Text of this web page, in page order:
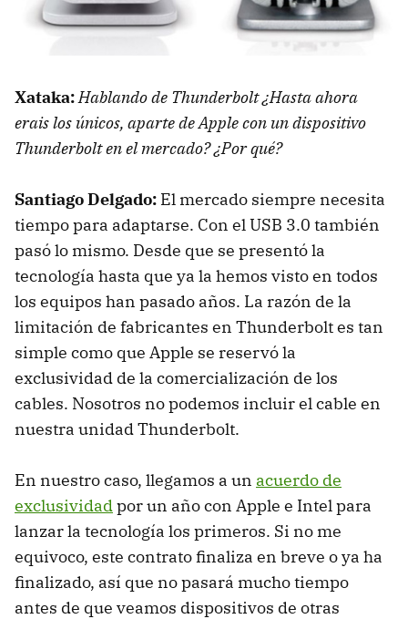
Xataka:Hablando de Thunderbolt ¿Hasta ahora
erais los únicos, aparte de Apple con un dispositivo
Thunderbolt en el mercado? ¿Por qué?
Santiago Delgado: El mercado siempre necesita
tiempo para adaptarse. Con elUSB 3.0 también
pasó lo mismo. Desde que se presentó la
tecnología hasta que ya la hemos visto en todos
los equipos han pasado años. La razón de la
limitación de fabricantes en Thunderbolt es tan
simple como que Apple se reservó la
exclusividad de la comercialización de los
cables. Nosotros no podemos incluir el cable en
nuestra unidad Thunderbolt.
En nuestro caso, llegamos a un acuerdo de
exclusividadpor un año con Apple e Intel para
lanzar la tecnología los primeros. Si no me
equivoco, este contrato finaliza en breve o ya ha
finalizado, así que no pasará mucho tiempo
antes de que veamos dispositivos de otras